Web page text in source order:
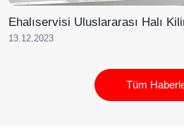
Ehalıservisi Uluslararası Halı
13.12.2023
Tüm